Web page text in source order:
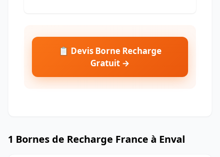
📋 Devis Borne Recharge
Gratuit →
1 Bornes de Recharge France à Enval